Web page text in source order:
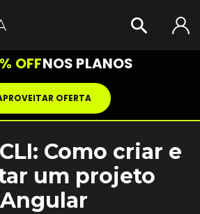
OFFNOS PLANOS
OFERTA
Como criar e
um projeto
Angular